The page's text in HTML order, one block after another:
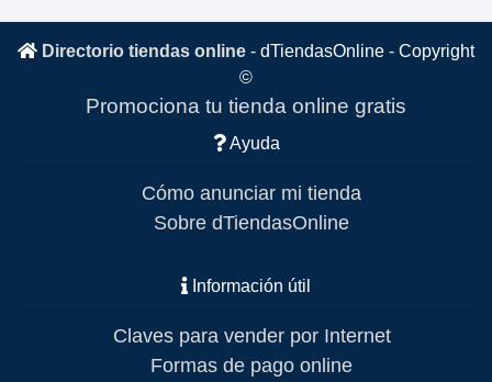
Directorio tiendas online - dTiendasOnline - Copyright
©
Promociona tu tienda online gratis
Ayuda
Cómo anunciar mi tienda
Sobre dTiendasOnline
Información útil
Claves para vender por Internet
Formas de pago online